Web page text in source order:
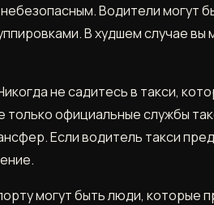
Водители могут
В худшем случае
не садитесь в такси,
только официальные службы
Если водитель такси
могут быть люди, которые